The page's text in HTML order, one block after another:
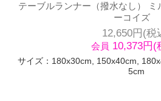
テーブルランナー（撥水なし） ミ
ーコイズ
12,650円(税
会員 10,373円(
サイズ：180x30cm, 150x40cm,
5cm